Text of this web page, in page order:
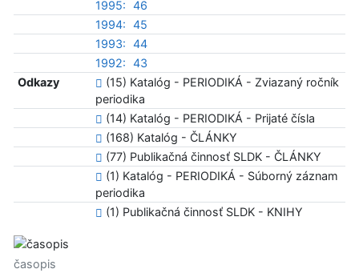
1995: 46
1994: 45
1993: 44
1992: 43
Odkazy
(15) Katalóg - PERIODIKÁ - Zviazaný ročník
periodika
(14) Katalóg - PERIODIKÁ - Prijaté čísla
(168) Katalóg - ČLÁNKY
(77) Publikačná činnosť SLDK - ČLÁNKY
(1) Katalóg - PERIODIKÁ - Súborný záznam
periodika
(1) Publikačná činnosť SLDK - KNIHY
časopis